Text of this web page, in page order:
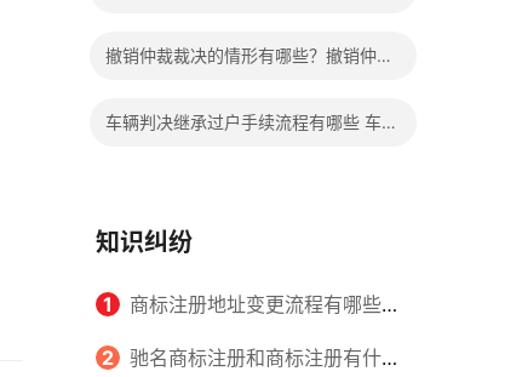
撤销仲裁裁决的情形有哪些？撤销仲裁
车辆判决继承过户手续流程有哪些 车辆
知识纠纷
1 商标注册地址变更流程有哪些？
怎么提交申请书件？
2 驰名商标注册和商标注册有什么